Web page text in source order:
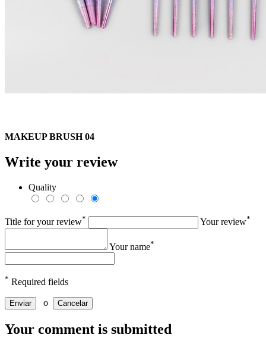
MAKEUP BRUSH 04
Write your review
Quality
Title for your review* Your review*
Your name*
* Required fields
Enviar o Cancelar
Your comment is submitted